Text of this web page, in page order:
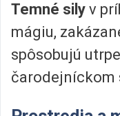
Temné sily v
mágiu,
spôsobujú
čarodejníckom